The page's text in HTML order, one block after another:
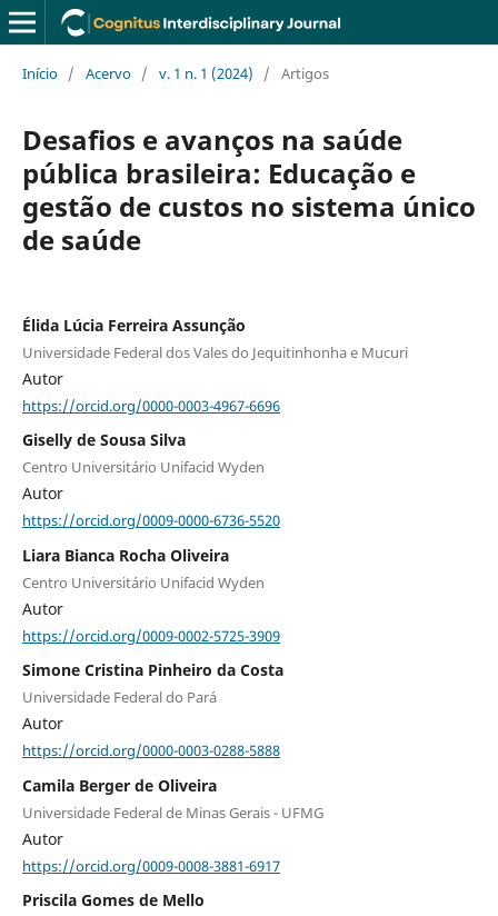
Início / Acervo / v. 1 n. 1 (2024) / Artigos
Desafios e avanços na saúde
pública brasileira: Educação e
gestão de custos no sistema único
de saúde
Élida Lúcia Ferreira Assunção
Universidade Federal dos Vales do Jequitinhonha e Mucuri
Autor
https://orcid.org/0000-0003-4967-6696
Giselly de Sousa Silva
Centro Universitário Unifacid Wyden
Autor
https://orcid.org/0009-0000-6736-5520
Liara Bianca Rocha Oliveira
Centro Universitário Unifacid Wyden
Autor
https://orcid.org/0009-0002-5725-3909
Simone Cristina Pinheiro da Costa
Universidade Federal do Pará
Autor
https://orcid.org/0000-0003-0288-5888
Camila Berger de Oliveira
Universidade Federal de Minas Gerais - UFMG
Autor
https://orcid.org/0009-0008-3881-6917
Priscila Gomes de Mello